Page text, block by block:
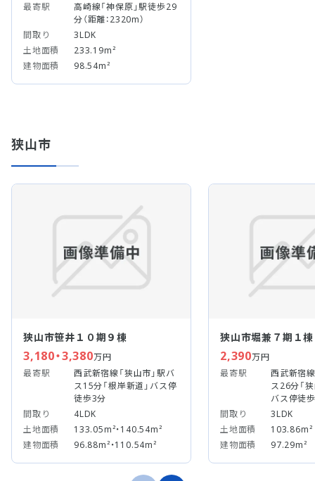
最寄駅
高崎線「神保原」駅徒歩29
分（距離：2320m）
間取り
3LDK
土地面積
233.19m²
建物面積
98.54m²
狭山市
狭山市笹井１０期９棟
3,180・3,380万円
最寄駅
西武新宿線「狭山市」駅バ
ス15分「根岸新道」バス停
徒歩3分
間取り
4LDK
土地面積
133.05m²・140.54m²
建物面積
96.88m²・110.54m²
狭山市堀兼７期１棟
2,390万円
最寄駅
西武新宿
ス26分「
バス停徒
間取り
3LDK
土地面積
103.86m²
建物面積
97.29m²